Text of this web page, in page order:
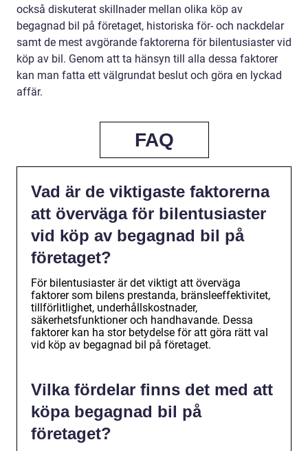
också diskuterat skillnader mellan olika köp av
begagnad bil på företaget, historiska för- och nackdelar
samt de mest avgörande faktorerna för bilentusiaster vid
köp av bil. Genom att ta hänsyn till alla dessa faktorer
kan man fatta ett välgrundat beslut och göra en lyckad
affär.
FAQ
Vad är de viktigaste faktorerna
att överväga för bilentusiaster
vid köp av begagnad bil på
företaget?
För bilentusiaster är det viktigt att överväga
faktorer som bilens prestanda, bränsleeffektivitet,
tillförlitlighet, underhållskostnader,
säkerhetsfunktioner och handhavande. Dessa
faktorer kan ha stor betydelse för att göra rätt val
vid köp av begagnad bil på företaget.
Vilka fördelar finns det med att
köpa begagnad bil på
företaget?